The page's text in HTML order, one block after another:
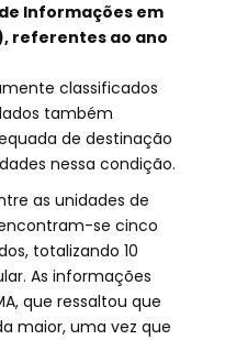
Informações em
referentes ao ano
classificados
também
de destinação
nessa condição.
as unidades de
se cinco
totalizando 10
As informações
que ressaltou que
maior, uma vez que